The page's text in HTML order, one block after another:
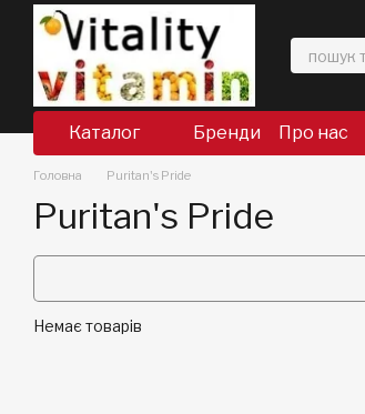
Перейти до основного контенту
Каталог Бренди Про нас
Головна Puritan's Pride
Puritan's Pride
Немає товарів